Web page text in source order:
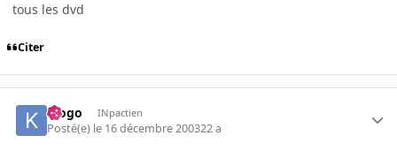
tous les dvd
Citer
klogo INpactien
Posté(e) le 16 décembre 200322 a